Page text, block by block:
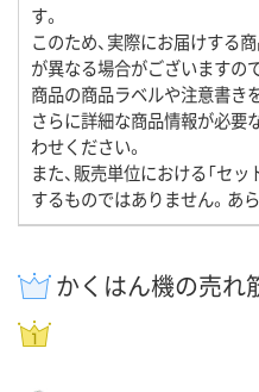
す。
このため、実際にお届けする
が異なる場合がございますの
商品の商品ラベルや注意書き
さらに詳細な商品情報が必要
わせください。
また、販売単位における「セ
するものではありません。あ
かくはん機の売れ